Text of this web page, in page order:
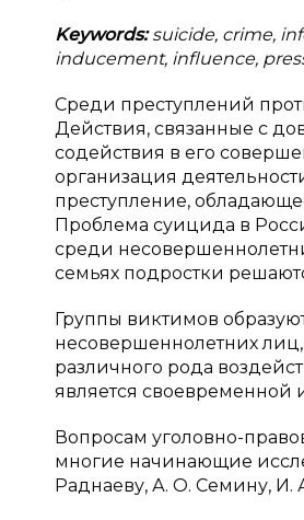
Keywords:suicide, crime,
inducement, influence,
Среди преступлений
Действия, связанные с
содействия в его
организация
преступление,
Проблема суицида в
среди
семьях подростки
Группы виктимов
несовершеннолетних
различного рода
является
Вопросам уголовно-
многие начинающие
Раднаеву, А. О. Семину, И.